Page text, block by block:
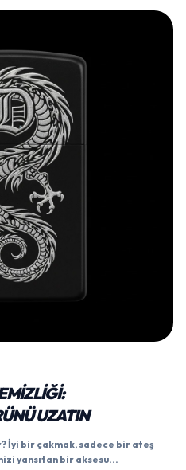
UZATIN
İyi bir çakmak, sadece bir ateş
yansıtan bir aksesu...